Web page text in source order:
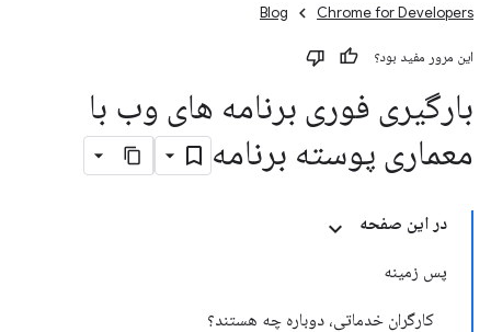
Chrome for Developers
Blog
این مرور مفید بود؟
بارگیری فوری برنامه های وب با
معماری پوسته برنامه
در این صفحه
پس زمینه
کارگران خدماتی، دوباره چه هستند؟